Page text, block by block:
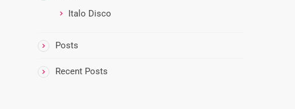
Italo Disco
Posts
Recent Posts